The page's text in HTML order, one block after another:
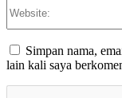
Simpan nama,
lain kali saya